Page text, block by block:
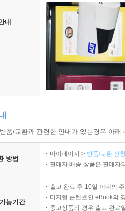
내
품/교환과 관련한 안내가 있는경우 아
방법
마이페이지 > 반품/교환 신
판매자 배송 상품은 판매자
능기간
출고 완료 후 10일 이내의
디지털 콘텐츠인 eBook의
중고상품의 경우 출고 완료